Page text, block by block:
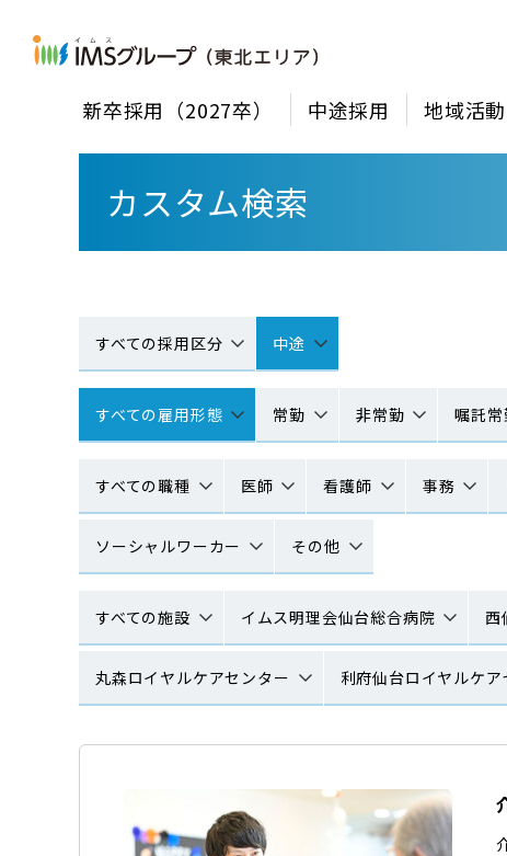
新卒採用（2027卒） 中途採用 地域活動
カスタム検索
すべての採用区分 中途
すべての雇用形態 常勤 非常勤 嘱託常
すべての職種 医師 看護師 事務
ソーシャルワーカー その他
すべての施設 イムス明理会仙台総合病院 西
丸森ロイヤルケアセンター 利府仙台ロイヤルケア